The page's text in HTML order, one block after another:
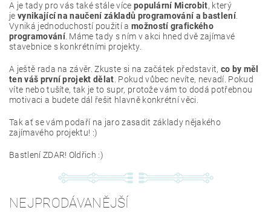
A je tady pro vás také stále více populární Microbit, který
je vynikající na naučení základů programování a bastlení.
Vyniká jednoduchostí použití a možností grafického
programování. Máme tady s ním v akci hned dvě zajímavé
stavebnice s konkrétními projekty.
A ještě rada na závěr. Zkuste si na začátek představit, co by měl
ten váš první projekt dělat . Pokud vůbec nevíte, nevadí. Pokud
víte nebo tušíte, tak je to supr, protože vám to dodá potřebnou
motivaci a budete dál řešit hlavně konkrétní věci.
Tak ať se vám podaří na jaro zasadit základy nějakého
zajímavého projektu! :)
Bastlení ZDAR! Oldřich :)
NEJPRODÁVANĚJŠÍ